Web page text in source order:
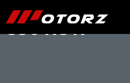
990 RC R